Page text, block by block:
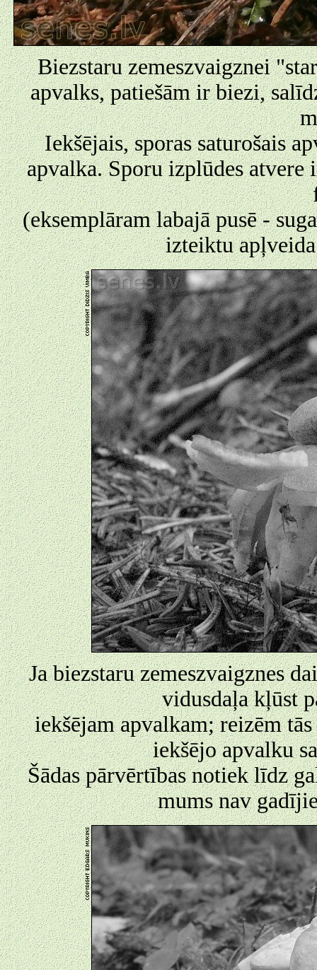
Biezstaru zemeszvaigznei
apvalks, patiešām ir biezi,
Iekšējais, sporas saturošais
apvalka. Sporu izplūdes atvere
(eksemplāram labajā pusē -
izteiktu
Ja biezstaru zemeszvaigznes
vidusdaļa kļūst
iekšējam apvalkam; reizēm
iekšējo apvalku
Šādas pārvērtības notiek līdz
mums nav